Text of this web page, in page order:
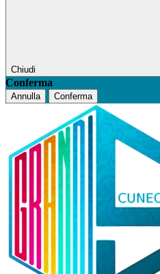
Chiudi
Conferma
Annulla Conferma